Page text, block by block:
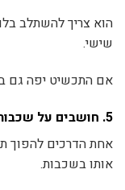
הוא צריך להשתלב
שישי.
אם התכשיט יפה גם
5. חושבים על שכבות (Layering)
אחת הדרכים להפוך
אותו בשכבות.